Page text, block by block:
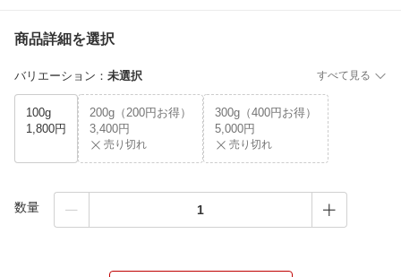
商品詳細を選択
バリエーション ： 未選択 すべて見る
100g
1,800円
200g（200円お得）
3,400円
売り切れ
300g（400円お得）
5,000円
売り切れ
数量